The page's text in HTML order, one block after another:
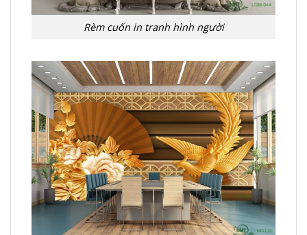
Rèm cuốn in tranh hình người